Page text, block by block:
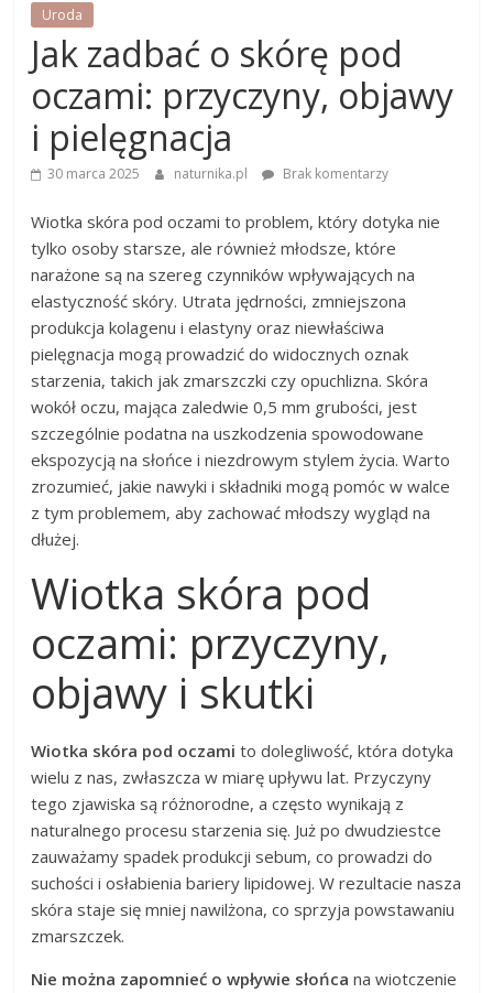
Uroda
Jak zadbać o skórę pod
oczami: przyczyny, objawy
i pielęgnacja
30 marca 2025 naturnika.pl Brak komentarzy
Wiotka skóra pod oczami to problem, który dotyka nie
tylko osoby starsze, ale również młodsze, które
narażone są na szereg czynników wpływających na
elastyczność skóry. Utrata jędrności, zmniejszona
produkcja kolagenu i elastyny oraz niewłaściwa
pielęgnacja mogą prowadzić do widocznych oznak
starzenia, takich jak zmarszczki czy opuchlizna. Skóra
wokół oczu, mająca zaledwie 0,5 mm grubości, jest
szczególnie podatna na uszkodzenia spowodowane
ekspozycją na słońce i niezdrowym stylem życia. Warto
zrozumieć, jakie nawyki i składniki mogą pomóc w walce
z tym problemem, aby zachować młodszy wygląd na
dłużej.
Wiotka skóra pod
oczami: przyczyny,
objawy i skutki
Wiotka skóra pod oczami to dolegliwość, która dotyka
wielu z nas, zwłaszcza w miarę upływu lat. Przyczyny
tego zjawiska są różnorodne, a często wynikają z
naturalnego procesu starzenia się. Już po dwudziestce
zauważamy spadek produkcji sebum, co prowadzi do
suchości i osłabienia bariery lipidowej. W rezultacie nasza
skóra staje się mniej nawilżona, co sprzyja powstawaniu
zmarszczek.
Nie można zapomnieć o wpływie słońca na wiotczenie